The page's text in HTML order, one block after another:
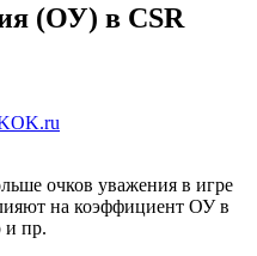
(ОУ) в CSR
OK.ru
очков уважения в игре
на коэффициент ОУ в
и пр.